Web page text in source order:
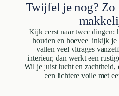
Twijfel je nog? Zo
Kijk eerst naar twee dingen:
houden en hoeveel inkijk je
vallen veel vitrages
interieur, dan werkt een
Wil je juist lucht en zachtheid,
een lichtere voile met